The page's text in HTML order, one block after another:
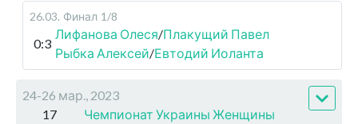
26.03. Финал 1/8
0:3
Лифанова Олеся/Плакущий Павел
Рыбка Алексей/Евтодий Иоланта
24-26 мар., 2023
17
Чемпионат Украины Женщины